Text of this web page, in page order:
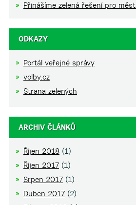
Přinášíme zelená řešení pro
ODKAZY
Portál veřejné správy
volby.cz
Strana zelených
ARCHIV ČLÁNKŮ
Říjen 2018(1)
Říjen 2017(1)
Srpen 2017(1)
Duben 2017(2)